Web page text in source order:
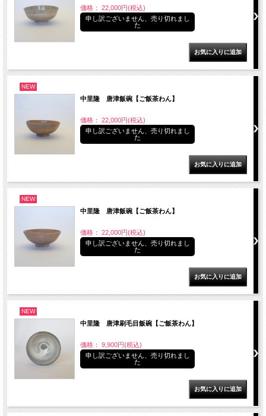
価格： 22,000円(税込)
申し訳ございません、売り切れまし
た
NEW
中里隆 唐津飯碗【ご飯茶わん】
価格： 22,000円(税込)
申し訳ございません、売り切れまし
た
NEW
中里隆 唐津飯碗【ご飯茶わん】
価格： 22,000円(税込)
申し訳ございません、売り切れまし
た
NEW
中里隆 唐津刷毛目飯碗【ご飯茶わん】
価格： 9,900円(税込)
申し訳ございません、売り切れまし
た